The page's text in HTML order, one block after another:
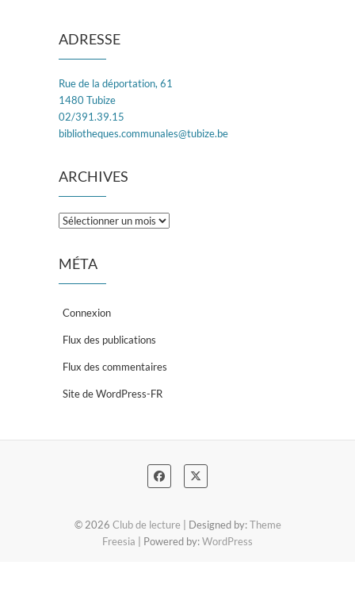
ADRESSE
Rue de la déportation, 61
1480 Tubize
02/391.39.15
bibliotheques.communales@tubize.be
ARCHIVES
Archives
MÉTA
Connexion
Flux des publications
Flux des commentaires
Site de WordPress-FR
© 2026 Club de lecture | Designed by:Theme
Freesia | Powered by:WordPress